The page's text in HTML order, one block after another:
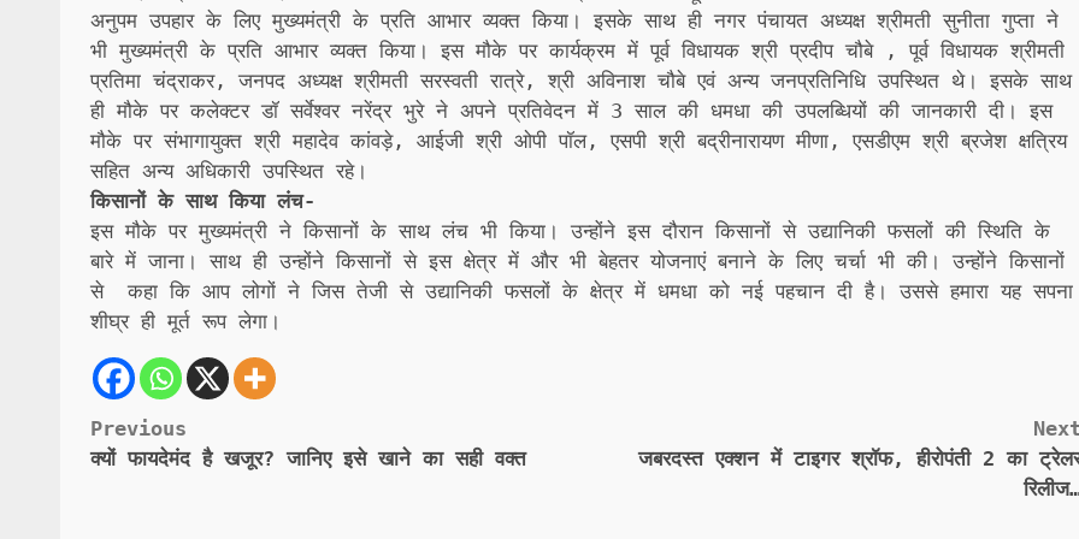
अनुपम उपहार के लिए मुख्यमंत्री के प्रति आभार व्यक्त किया। इसके साथ ही नगर पंचायत अध्यक्ष श्रीमती सुनीता गुप्ता ने
भी मुख्यमंत्री के प्रति आभार व्यक्त किया। इस मौके पर कार्यक्रम में पूर्व विधायक श्री प्रदीप चौबे , पूर्व विधायक श्रीमती
प्रतिमा चंद्राकर, जनपद अध्यक्ष श्रीमती सरस्वती रात्रे, श्री अविनाश चौबे एवं अन्य जनप्रतिनिधि उपस्थित थे। इसके साथ
ही मौके पर कलेक्टर डॉ सर्वेश्वर नरेंद्र भुरे ने अपने प्रतिवेदन में 3 साल की धमधा की उपलब्धियों की जानकारी दी। इस
मौके पर संभागायुक्त श्री महादेव कांवड़े, आईजी श्री ओपी पॉल, एसपी श्री बद्रीनारायण मीणा, एसडीएम श्री ब्रजेश क्षत्रिय
सहित अन्य अधिकारी उपस्थित रहे।
किसानों के साथ किया लंच-
इस मौके पर मुख्यमंत्री ने किसानों के साथ लंच भी किया। उन्होंने इस दौरान किसानों से उद्यानिकी फसलों की स्थिति के
बारे में जाना। साथ ही उन्होंने किसानों से इस क्षेत्र में और भी बेहतर योजनाएं बनाने के लिए चर्चा भी की। उन्होंने किसानों
से कहा कि आप लोगों ने जिस तेजी से उद्यानिकी फसलों के क्षेत्र में धमधा को नई पहचान दी है। उससे हमारा यह सपना
शीघ्र ही मूर्त रूप लेगा।
Post
navigation
Previous
क्यों फायदेमंद है खजूर? जानिए इसे खाने का सही वक्त
Next
जबरदस्त एक्शन में टाइगर श्रॉफ, हीरोपंती 2 का